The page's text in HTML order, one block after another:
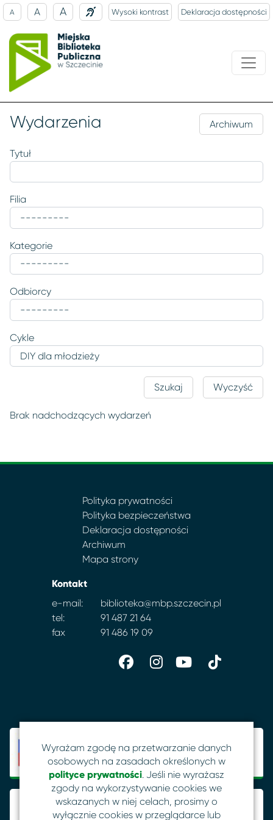
A A A Wysoki kontrast Deklaracja dostępności
Wydarzenia Archiwum
Tytuł
Filia
Kategorie
Odbiorcy
Cykle
Szukaj Wyczyść
Brak nadchodzących wydarzeń
Polityka prywatności
Polityka bezpieczeństwa
Deklaracja dostępności
Archiwum
Mapa strony
Kontakt
e-mail:
biblioteka@mbp.szczecin.pl
tel:
91 487 21 64
fax
91 486 19 09
Wyrażam zgodę na przetwarzanie danych
osobowych na zasadach określonych w
polityce prywatności. Jeśli nie wyrażasz
zgody na wykorzystywanie cookies we
wskazanych w niej celach, prosimy o
wyłącznie cookies w przeglądarce lub